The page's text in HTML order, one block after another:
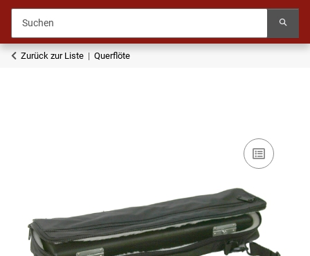
Zurück zur Liste Querflöte